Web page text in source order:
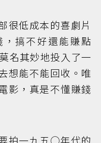
很低成本的喜劇片
搞不好還能賺點
名其妙地投入了一
想能不能回收。唯
影，真是不懂賺錢
拍一九五○年代的